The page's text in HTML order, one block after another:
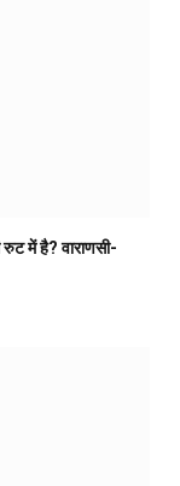
में है? वाराणसी-